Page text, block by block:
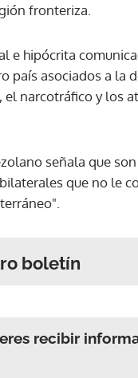
fronteriza.
e hipócrita
país asociados a la
narcotráfico y los
señala que
que no le
boletín
recibir